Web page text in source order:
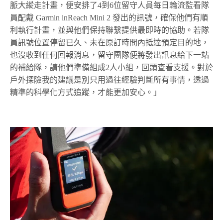
脈大縱走計畫，便安排了4到6位留守人員每日輪流監看隊
員配戴 Garmin inReach Mini 2 發出的訊號，確保他們有順
利執行計畫，並與他們保持聯繫提供最即時的協助。若隊
員訊號位置停留已久、未在原訂時間內抵達預定目的地，
也沒收到任何回報消息，留守團隊便將發出訊息給下一站
的補給隊，請他們準備組成2人小組，回頭查看支援。對於
戶外探險我的建議是別只用過往經驗判斷所有事情，透過
精準的科學化方式追蹤，才能更加安心。」